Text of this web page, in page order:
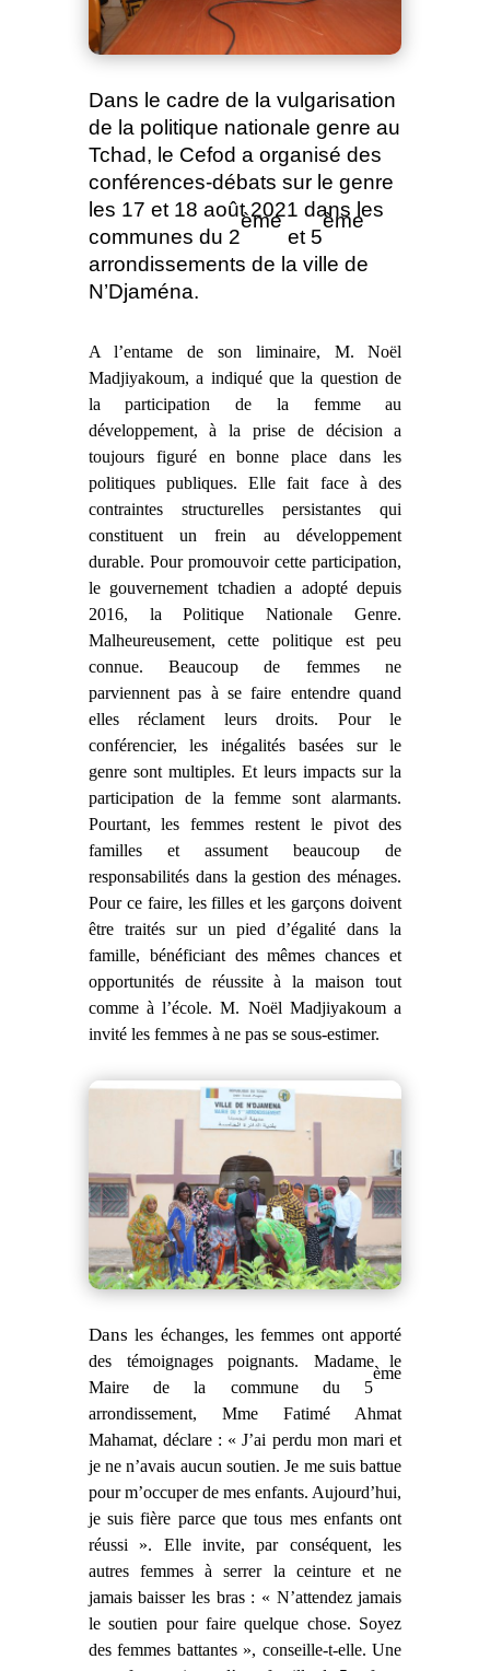
Dans le cadre de la vulgarisation
de la politique nationale genre au
Tchad, le Cefod a organisé des
conférences-débats sur le genre
les 17 et 18 août 2021 dans les
communes du 2
ème
et 5
ème
arrondissements de la ville de
N’Djaména.
A l’entame de son liminaire, M. Noël
Madjiyakoum, a indiqué que la question de
la participation de la femme au
développement, à la prise de décision a
toujours figuré en bonne place dans les
politiques publiques. Elle fait face à des
contraintes structurelles persistantes qui
constituent un frein au développement
durable. Pour promouvoir cette participation,
le gouvernement tchadien a adopté depuis
2016, la Politique Nationale Genre.
Malheureusement, cette politique est peu
connue. Beaucoup de femmes ne
parviennent pas à se faire entendre quand
elles réclament leurs droits. Pour le
conférencier, les inégalités basées sur le
genre sont multiples. Et leurs impacts sur la
participation de la femme sont alarmants.
Pourtant, les femmes restent le pivot des
familles et assument beaucoup de
responsabilités dans la gestion des ménages.
Pour ce faire, les filles et les garçons doivent
être traités sur un pied d’égalité dans la
famille, bénéficiant des mêmes chances et
opportunités de réussite à la maison tout
comme à l’école. M. Noël Madjiyakoum a
invité les femmes à ne pas se sous-estimer.
Dans les échanges, les femmes ont apporté
des témoignages poignants. Madame le
Maire de la commune du 5
ème
arrondissement, Mme Fatimé Ahmat
Mahamat, déclare : « J’ai perdu mon mari et
je ne n’avais aucun soutien. Je me suis battue
pour m’occuper de mes enfants. Aujourd’hui,
je suis fière parce que tous mes enfants ont
réussi ». Elle invite, par conséquent, les
autres femmes à serrer la ceinture et ne
jamais baisser les bras : « N’attendez jamais
le soutien pour faire quelque chose. Soyez
des femmes battantes », conseille-t-elle. Une